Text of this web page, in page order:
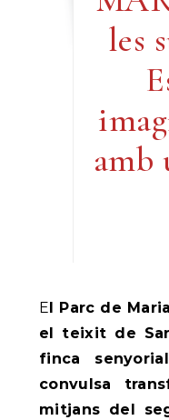
les
amb
El Parc de Marianao, avui una urbanització plenament integrada en
el teixit de
finca
convulsa
mitjans del